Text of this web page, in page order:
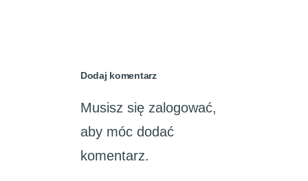
Dodaj komentarz
Musisz się zalogować,
aby móc dodać
komentarz.